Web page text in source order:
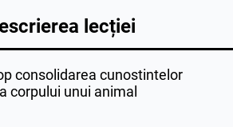
lecției
consolidarea cunostintelor
corpului unui animal